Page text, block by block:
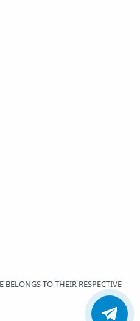
TO THEIR RESPECTIVE